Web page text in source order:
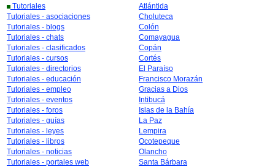
Tutoriales
Tutoriales - asociaciones
Tutoriales - blogs
Tutoriales - chats
Tutoriales - clasificados
Tutoriales - cursos
Tutoriales - directorios
Tutoriales - educación
Tutoriales - empleo
Tutoriales - eventos
Tutoriales - foros
Tutoriales - guías
Tutoriales - leyes
Tutoriales - libros
Tutoriales - noticias
Tutoriales - portales web
Atlántida
Choluteca
Colón
Comayagua
Copán
Cortés
El Paraíso
Francisco Morazán
Gracias a Dios
Intibucá
Islas de la Bahía
La Paz
Lempira
Ocotepeque
Olancho
Santa Bárbara